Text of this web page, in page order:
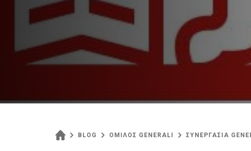
BLOG ΟΜΙΛΟΣ GENERALI ΣΥΝΕΡΓΑΣΙΑ